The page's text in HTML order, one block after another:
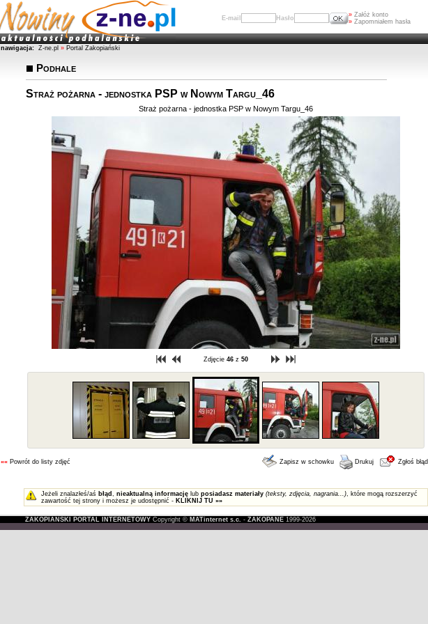
E-mail Hasło » Załóż konto
» Zapomniałem hasła
nawigacja: Z-ne.pl » Portal Zakopiański
Podhale
Straż pożarna - jednostka PSP w Nowym Targu_46
Straż pożarna - jednostka PSP w Nowym Targu_46
Zdjęcie 46z 50
«« Powrót do listy zdjęć Zapisz w schowku Drukuj Zgłoś błąd
Jeżeli znalazłeś/aś błąd , nieaktualną informacjęlub posiadasz materiały (teksty, zdjęcia, nagrania...), które mogą rozszerzyć
zawartość tej strony i możesz je udostępnić - KLIKNIJ TU »»
ZAKOPIAŃSKI PORTAL INTERNETOWYCopyright © MATinternet s.c. - ZAKOPANE1999-2026